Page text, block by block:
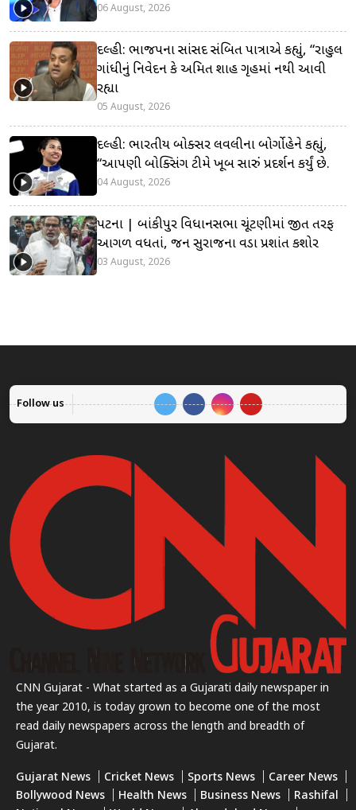
06 August, 2026
દિલ્હી: ભાજપના સાંસદ સંબિત પાત્રાએ કહ્યું, “રાહુલ
ગાંધીનું નિવેદન કે અમિત શાહ ગૃહમાં નથી આવી
રહ્યા
05 August, 2026
દિલ્હી: ભારતીય બોક્સર લવલીના બોર્ગોહેને કહ્યું,
“આપણી બોક્સિંગ ટીમે ખૂબ સારું પ્રદર્શન કર્યું છે.
04 August, 2026
પટના | બાંકીપુર વિધાનસભા ચૂંટણીમાં જીત તરફ
આગળ વધતાં, જન સુરાજના વડા પ્રશાંત કિશોર
03 August, 2026
Follow us
CNN Gujarat - What started as a Gujarati daily newspaper in
the year 2010, is today grown to become one of the most
read daily newspapers across the length and breadth of
Gujarat.
Gujarat News Cricket News Sports News
Career News
Bollywood News
Health News Business News
Rashifal